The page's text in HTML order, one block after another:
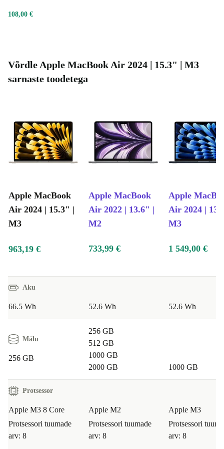
kodukontoris, ülikoolis või loominguliste projektide
esmaklassilise tehnoloogia, stiilse disaini ja
jätkusuutlikuma tuleviku kasuks – kõik ühes seadmes.
108,00 €
Võrdle Apple MacBook Air 2024 | 15.3" | M3
sarnaste toodetega
Apple MacBook
Air 2024 | 15.3" |
M3
Apple MacBook
Air 2022 | 13.6" |
M2
Apple
Air 2024 |
M3
963,19 € 733,99 € 1 549,00 €
Aku
66.5 Wh 52.6 Wh 52.6 Wh
Mälu
256 GB
256 GB
512 GB
1000 GB
2000 GB
1000 GB
Protsessor
Apple M3 8 Core
Protsessori tuumade
arv: 8
Apple M2
Protsessori tuumade
arv: 8
Apple M3
Protsessori
arv: 8